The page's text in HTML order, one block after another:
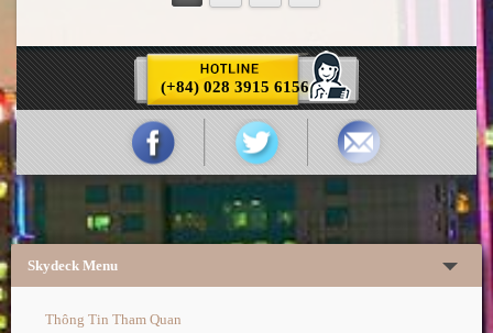
(+84) 028 3915 6156
Skydeck Menu
Thông Tin Tham Quan